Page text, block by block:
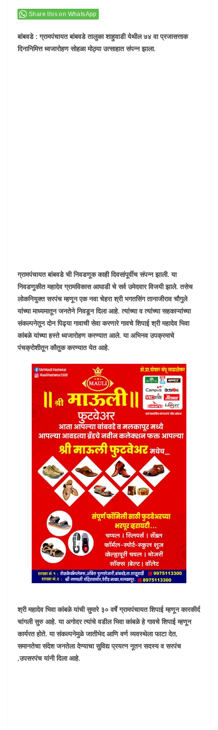
Share this on WhatsApp
बांबवडे : ग्रामपंचायत बांबवडे तालुका शाहुवाडी येथील ७४ वा प्रजासत्ताक
दिनानिमित्त ध्वजारोहण सोहळा मोठ्या उत्साहात संपन्न झाला.
ग्रामपंचायत बांबवडे ची निवडणूक काही दिवसांपूर्वीच संपन्न झाली. या
निवडणुकीत महादेव ग्रामविकास आघाडी चे सर्व उमेदवार विजयी झाले. तसेच
लोकनियुक्त सरपंच म्हणून एक नवा चेहरा श्री भगतसिंग तानाजीराव चौगुले
यांच्या माध्यमातून जनतेने निवडून दिला आहे. त्यांच्या व त्यांच्या सहकाऱ्यांच्या
संकल्पनेतून दोन पिढ्या गावाची सेवा करणारे गावचे शिपाई श्री महादेव भिवा
कांबळे यांच्या हस्ते ध्वजारोहण करण्यात आले. या अभिनव उपक्रमाचे
पंचक्रोशीतून कौतुक करण्यात येत आहे.
श्री महादेव भिवा कांबळे यांची सुमारे ३० वर्षे ग्रामपंचायत शिपाई म्हणून कारकीर्द
चांगली सुरु आहे. या अगोदर त्यांचे वडील भिवा कांबळे हे गावचे शिपाई म्हणून
कार्यरत होते. या संकल्पनेमुळे जातीभेद आणि वर्ण व्यवस्थेला फाटा देत,
समानतेचा संदेश जनतेला देण्याचा सुविद्य प्रयत्न नूतन सदस्य व सरपंच
,उपसरपंच यांनी दिला आहे.